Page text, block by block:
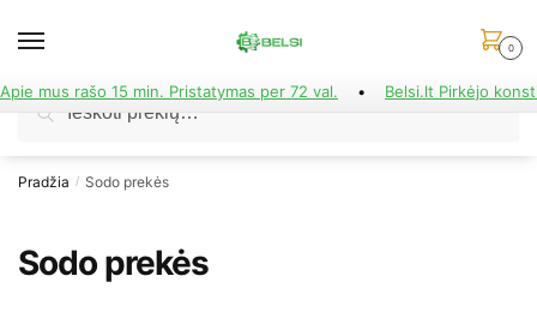
Ieškoti:
0
Pradžia / Sodo prekės
Sodo prekės
Apie mus rašo 15 min. Pristatymas per 72 val. • Belsi.lt Pirkėjo